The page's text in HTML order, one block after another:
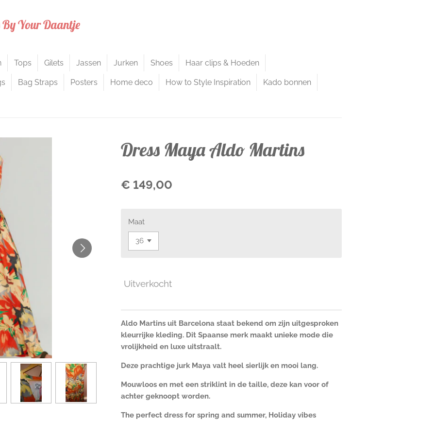
By Your Daantje
Tops Gilets Jassen Jurken Shoes Haar clips & Hoeden
Bag Straps Posters Home deco How to Style Inspiration Kado bonnen
Dress Maya Aldo Martins
€ 149,00
Maat
Uitverkocht
Aldo Martins uit Barcelona staat bekend om zijn uitgesproken
kleurrijke kleding. Dit Spaanse merk maakt unieke mode die
vrolijkheid en luxe uitstraalt.
Deze prachtige jurk Maya valt heel sierlijk en mooi lang.
Mouwloos en met een striklint in de taille, deze kan voor of
achter geknoopt worden.
The perfect dress for spring and summer, Holiday vibes